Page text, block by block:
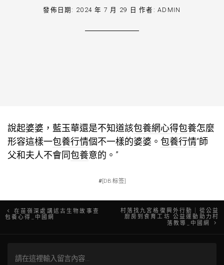
發佈日期: 2024 年 7 月 29 日 作者:ADMIN
說起婆婆，藍玉華還是不知道該包養網心得包養怎麼
形容這樣一包養行情個不一樣的婆婆。 包養行情“師
父和夫人不會同包養意的。”
#[DB:标签]
文
導
在苗嶺深處講述古生物故事查
包養心得_中國網
村落找九宮格復興外行動｜從公益
廚房到食育工坊 公益運動助力村
落教導_中國網